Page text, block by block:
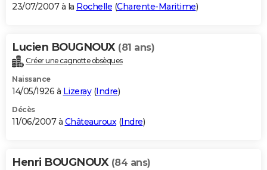
23/07/2007 à la Rochelle (Charente-Maritime)
Lucien BOUGNOUX (81 ans)
Créer une cagnotte obsèques
Naissance
14/05/1926 à Lizeray(Indre)
Décès
11/06/2007 à Châteauroux(Indre)
Henri BOUGNOUX (84 ans)